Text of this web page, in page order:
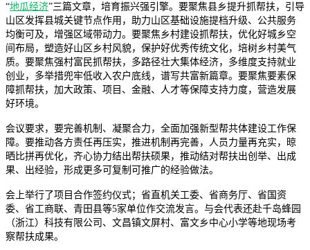
“地瓜经济”三篇文章，培育振兴强引擎。要聚焦县乡提升抓帮扶，引导
山区发挥县城关键节点作用，助力山区基础设施提档升级、公共服务
均衡可及，增强区域带动力。要聚焦乡村建设抓帮扶，优化好城乡空
间布局，塑造好山区乡村风貌，保护好优秀传统文化，培树乡村美气
质。要聚焦强村富民抓帮扶，多路径壮大集体经济，多维度支持就业
创业，多举措兜牢低收入农户底线，谱写共富新篇章。要聚焦要素保
障抓帮扶，加大政策、项目、金融、人才等保障支持力度，营造发展
好环境。
会议要求，要完善机制、凝聚合力，全面加强新型帮共体建设工作保
障。要推动各方责任再压实，推进机制再完善，人员力量再充实，晾
晒比拼再优化，齐心协力结出帮扶硕果，推动结对帮扶出创举、出成
果、出经验，形成更多可复制可推广的经验做法。
会上举行了项目合作签约仪式；省直机关工委、省商务厅、省国资
委、省工商联、青田县等5家单位作交流发言。与会代表还赴千岛蜂园
（浙江）科技有限公司、文昌镇文屏村、富文乡中心小学等地现场考
察帮扶成果。